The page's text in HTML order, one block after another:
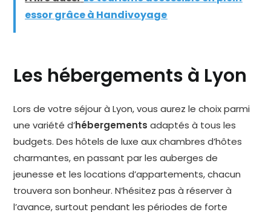
essor grâce à Handivoyage
Les hébergements à Lyon
Lors de votre séjour à Lyon, vous aurez le choix parmi
une variété d’hébergements adaptés à tous les
budgets. Des hôtels de luxe aux chambres d’hôtes
charmantes, en passant par les auberges de
jeunesse et les locations d’appartements, chacun
trouvera son bonheur. N’hésitez pas à réserver à
l’avance, surtout pendant les périodes de forte